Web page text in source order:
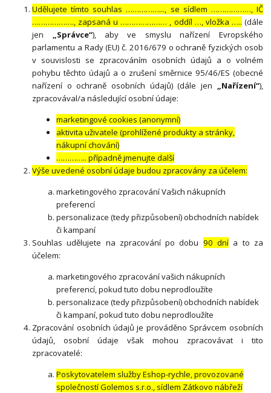
Udělujete tímto souhlas ……………..., se sídlem ………………, IČ
………………., zapsaná u ………………… , oddíl …, vložka ….. (dále
jen „Správce“), aby ve smyslu nařízení Evropského
parlamentu a Rady (EU) č. 2016/679 o ochraně fyzických osob
v souvislosti se zpracováním osobních údajů a o volném
pohybu těchto údajů a o zrušení směrnice 95/46/ES (obecné
nařízení o ochraně osobních údajů) (dále jen „Nařízení“),
zpracovával/a následující osobní údaje:
marketingové cookies (anonymní)
aktivita uživatele (prohlížené produkty a stránky,
nákupní chování)
………….. případně jmenujte další
Výše uvedené osobní údaje budou zpracovány za účelem:
marketingového zpracování Vašich nákupních
preferencí
personalizace (tedy přizpůsobení) obchodních nabídek
či kampaní
Souhlas udělujete na zpracování po dobu 90 dní a to za
účelem:
marketingového zpracování vašich nákupních
preferencí, pokud tuto dobu neprodloužíte
personalizace (tedy přizpůsobení) obchodních nabídek
či kampaní, pokud tuto dobu neprodloužíte
Zpracování osobních údajů je prováděno Správcem osobních
údajů, osobní údaje však mohou zpracovávat i tito
zpracovatelé:
Poskytovatelem služby Eshop-rychle, provozované
společností Golemos s.r.o., sídlem Zátkovo nábřeží